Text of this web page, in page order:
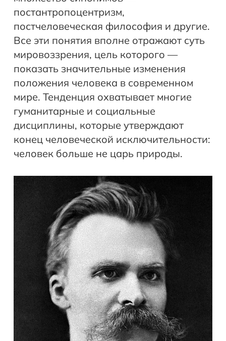
постантропоцентризм,
постчеловеческая философия и другие.
Все эти понятия вполне отражают суть
мировоззрения, цель которого —
показать значительные изменения
положения человека в современном
мире. Тенденция охватывает многие
гуманитарные и социальные
дисциплины, которые утверждают
конец человеческой исключительности:
человек больше не царь природы.